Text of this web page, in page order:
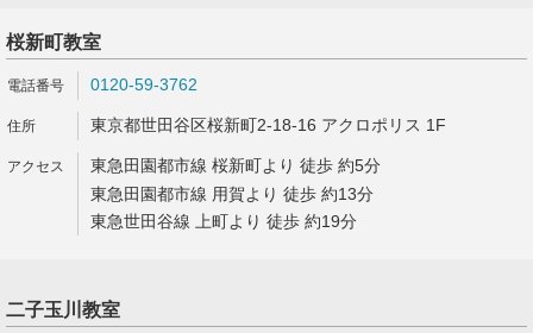
桜新町教室
0120-59-3762
東京都世田谷区桜新町2-18-16 アクロポリス 1F
東急田園都市線 桜新町より 徒歩 約5分
東急田園都市線 用賀より 徒歩 約13分
東急世田谷線 上町より 徒歩 約19分
二子玉川教室